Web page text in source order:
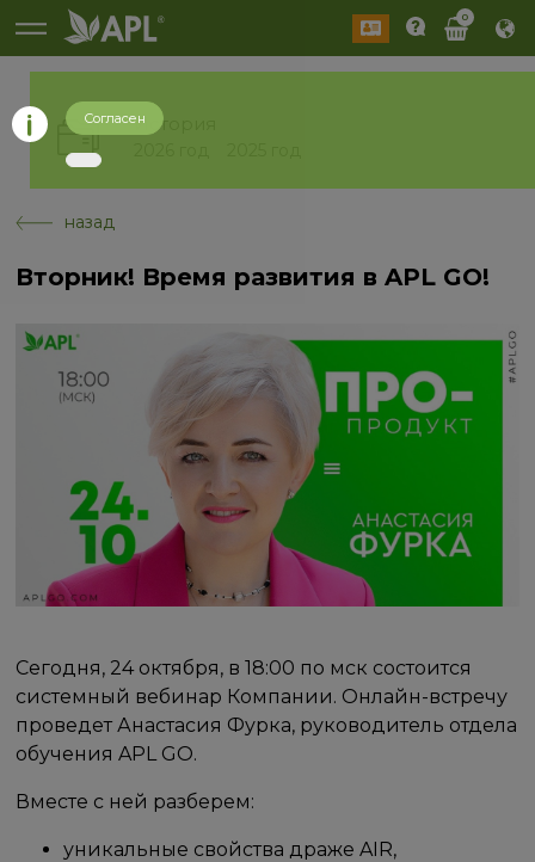
0
История
назад
Вторник! Время развития в APL GO!
Сегодня, 24 октября, в 18:00 по мск состоится
системный вебинар Компании. Онлайн-встречу
проведет Анастасия Фурка, руководитель отдела
обучения APL GO.
Вместе с ней разберем:
уникальные свойства драже AIR,
Согласен